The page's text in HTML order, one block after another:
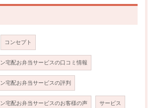
コンセプト
宅配お弁当サービスの口コミ情報
宅配お弁当サービスの評判
宅配お弁当サービスのお客様の声 サービス